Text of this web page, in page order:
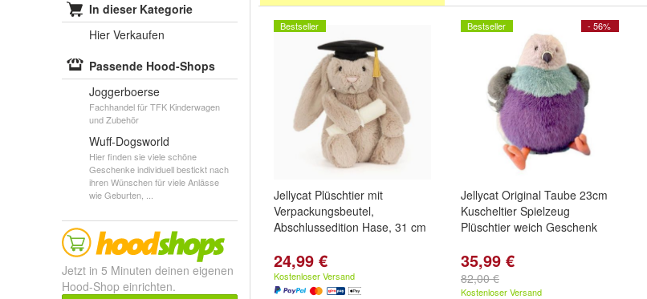
In dieser Kategorie
Hier Verkaufen
Passende Hood-Shops
Joggerboerse
Fachhandel für TFK Kinderwagen
und Zubehör
Wuff-Dogsworld
Hier finden sie viele schöne
Geschenke individuell bestickt nach
ihren Wünschen für viele Anlässe
wie Geburten, ...
Jetzt in 5 Minuten deinen eigenen
Hood-Shop einrichten.
Bestseller
Jellycat Plüschtier mit
Verpackungsbeutel,
Abschlussedition Hase, 31 cm
24,99 €
Kostenloser Versand
- 56%
Bestseller
Jellycat Original Taube 23cm
Kuscheltier Spielzeug
Plüschtier weich Geschenk
35,99 €
82,00 €
Kostenloser Versand